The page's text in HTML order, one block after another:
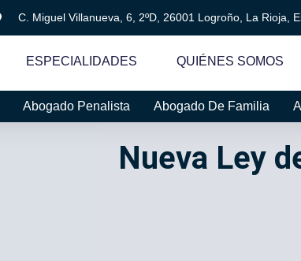
C. Miguel Villanueva, 6, 2ºD, 26001 Logroño, La Rioja,
ESPECIALIDADES QUIÉNES SOMOS
Abogado Penalista Abogado De Familia
Nueva Ley